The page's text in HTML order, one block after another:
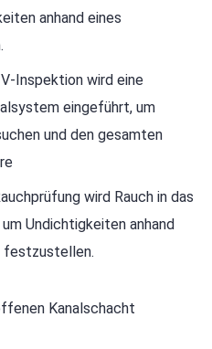
anhand eines
Inspektion wird eine
eingeführt, um
und den gesamten
wird Rauch in das
Undichtigkeiten anhand
festzustellen.